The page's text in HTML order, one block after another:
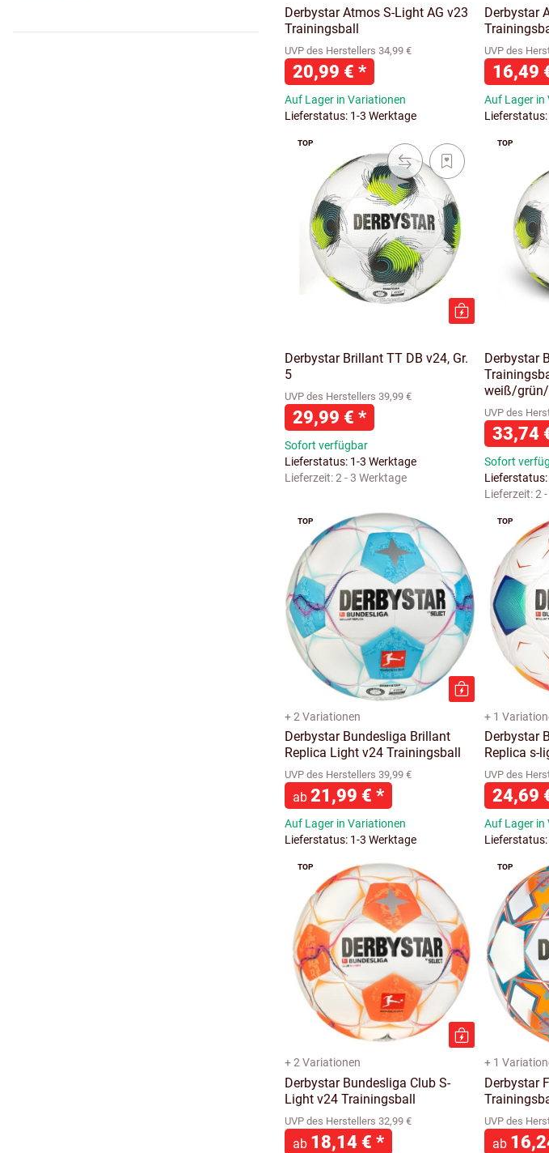
Derbystar Atmos S-Light AG v23
Trainingsball
UVP des Herstellers 34,99 €
20,99 € *
Auf Lager in Variationen
Lieferstatus: 1-3 Werktage
Derbystar
UVP des
16,49
Auf Lager in
TOP
Derbystar Brillant TT DB v24, Gr.
5
UVP des Herstellers 39,99 €
29,99 € *
Sofort verfügbar
Lieferstatus: 1-3 Werktage
Lieferzeit:2 - 3 Werktage
TOP
Derbystar
weiß/
UVP des
33,74
Sofort
Lieferzeit:2
TOP
+ 2 Variationen
Derbystar Bundesliga Brillant
Replica Light v24 Trainingsball
UVP des Herstellers 39,99 €
ab 21,99 € *
Auf Lager in Variationen
Lieferstatus: 1-3 Werktage
TOP
+ 1
Derbystar
Replica s-
UVP des
24,69
Auf Lager in
TOP
+ 2 Variationen
Derbystar Bundesliga Club S-
Light v24 Trainingsball
UVP des Herstellers 32,99 €
ab 18,14 € *
TOP
+ 1
Derbystar
UVP des
ab